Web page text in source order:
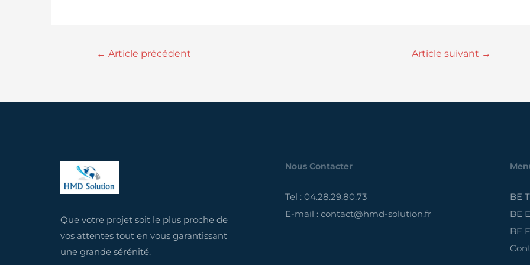
← Article précédent Article suivant →
Que votre projet soit le plus proche de
vos attentes tout en vous garantissant
une grande sérénité.
Nous Contacter
Tel : 04.28.29.80.73
E-mail : contact@hmd-solution.fr
BE
BE
BE